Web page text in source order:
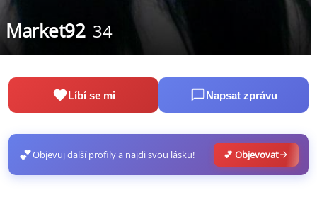
Market92 34
Líbí se mi Napsat zprávu
💕Objevuj další profily a najdi svou lásku! 💕 Objevovat